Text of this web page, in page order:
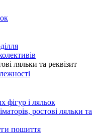
ляльки та реквізит
фігур і ляльок
ростові ляльки та
пошиття